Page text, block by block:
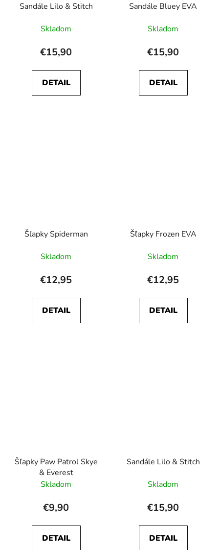
Sandále Lilo & Stitch
Skladom
€15,90
DETAIL
Sandále Bluey EVA
Skladom
€15,90
DETAIL
Šľapky Spiderman
Skladom
€12,95
DETAIL
Šľapky Frozen EVA
Skladom
€12,95
DETAIL
Šľapky Paw Patrol Skye
& Everest
Skladom
€9,90
DETAIL
Sandále Lilo & Stitch
Skladom
€15,90
DETAIL